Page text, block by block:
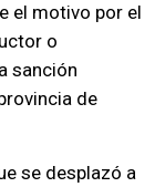
el motivo por el
o
sanción
de
se desplazó a